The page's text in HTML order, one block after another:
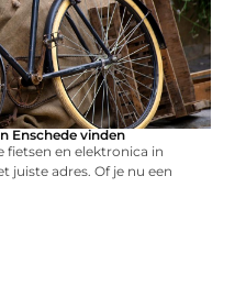
Enschede vinden
fietsen en elektronica in
juiste adres. Of je nu een